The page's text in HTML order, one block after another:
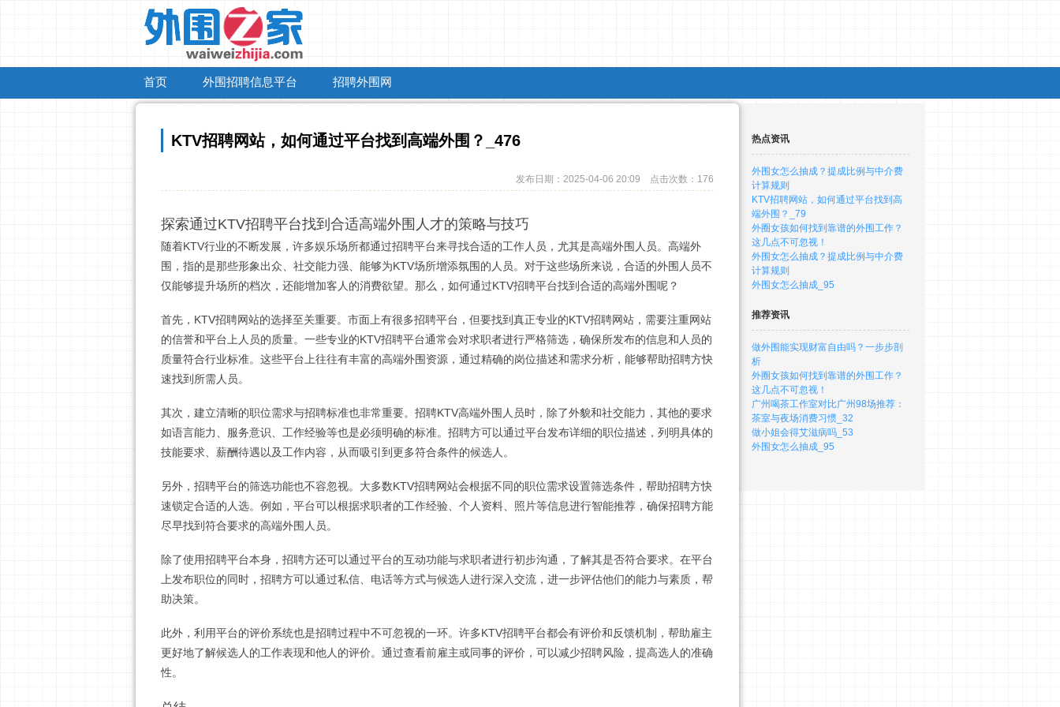
首页 外围招聘信息平台 招聘外围网
KTV招聘网站，如何通过平台找到高端外围？_476
发布日期：2025-04-06 20:09 点击次数：176
探索通过KTV招聘平台找到合适高端外围人才的策略与技巧
随着KTV行业的不断发展，许多娱乐场所都通过招聘平台来寻找合适的工作人员，尤其是高端外围人员。高端外
围，指的是那些形象出众、社交能力强、能够为KTV场所增添氛围的人员。对于这些场所来说，合适的外围人员不
仅能够提升场所的档次，还能增加客人的消费欲望。那么，如何通过KTV招聘平台找到合适的高端外围呢？
首先，KTV招聘网站的选择至关重要。市面上有很多招聘平台，但要找到真正专业的KTV招聘网站，需要注重网站
的信誉和平台上人员的质量。一些专业的KTV招聘平台通常会对求职者进行严格筛选，确保所发布的信息和人员的
质量符合行业标准。这些平台上往往有丰富的高端外围资源，通过精确的岗位描述和需求分析，能够帮助招聘方快
速找到所需人员。
其次，建立清晰的职位需求与招聘标准也非常重要。招聘KTV高端外围人员时，除了外貌和社交能力，其他的要求
如语言能力、服务意识、工作经验等也是必须明确的标准。招聘方可以通过平台发布详细的职位描述，列明具体的
技能要求、薪酬待遇以及工作内容，从而吸引到更多符合条件的候选人。
另外，招聘平台的筛选功能也不容忽视。大多数KTV招聘网站会根据不同的职位需求设置筛选条件，帮助招聘方快
速锁定合适的人选。例如，平台可以根据求职者的工作经验、个人资料、照片等信息进行智能推荐，确保招聘方能
尽早找到符合要求的高端外围人员。
除了使用招聘平台本身，招聘方还可以通过平台的互动功能与求职者进行初步沟通，了解其是否符合要求。在平台
上发布职位的同时，招聘方可以通过私信、电话等方式与候选人进行深入交流，进一步评估他们的能力与素质，帮
助决策。
此外，利用平台的评价系统也是招聘过程中不可忽视的一环。许多KTV招聘平台都会有评价和反馈机制，帮助雇主
更好地了解候选人的工作表现和他人的评价。通过查看前雇主或同事的评价，可以减少招聘风险，提高选人的准确
性。
热点资讯
外围女怎么抽成？提成比例与中介费
计算规则
KTV招聘网站，如何通过平台找到高
端外围？_79
外圈女孩如何找到靠谱的外围工作？
这几点不可忽视！
外围女怎么抽成？提成比例与中介费
计算规则
外围女怎么抽成_95
推荐资讯
做外围能实现财富自由吗？一步步剖
析
外圈女孩如何找到靠谱的外围工作？
这几点不可忽视！
‌广州喝茶工作室对比广州98场推荐‌：
茶室与夜场消费习惯_32
做小姐会得艾滋病吗_53
外围女怎么抽成_95